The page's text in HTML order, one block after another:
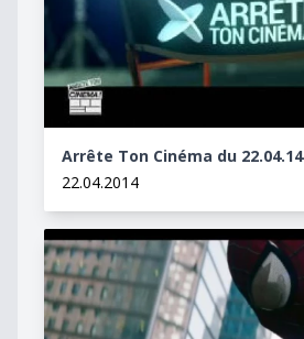
Arrête Ton Cinéma du 22.04.14
22.04.2014
C&#039;est la dernière!